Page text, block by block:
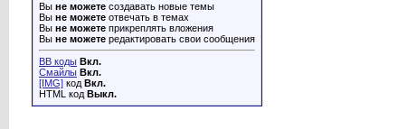
Вы не можете создавать новые темы
Вы не можете отвечать в темах
Вы не можете прикреплять вложения
Вы не можете редактировать свои сообщения
BB коды Вкл.
Смайлы Вкл.
[IMG] код Вкл.
HTML код Выкл.